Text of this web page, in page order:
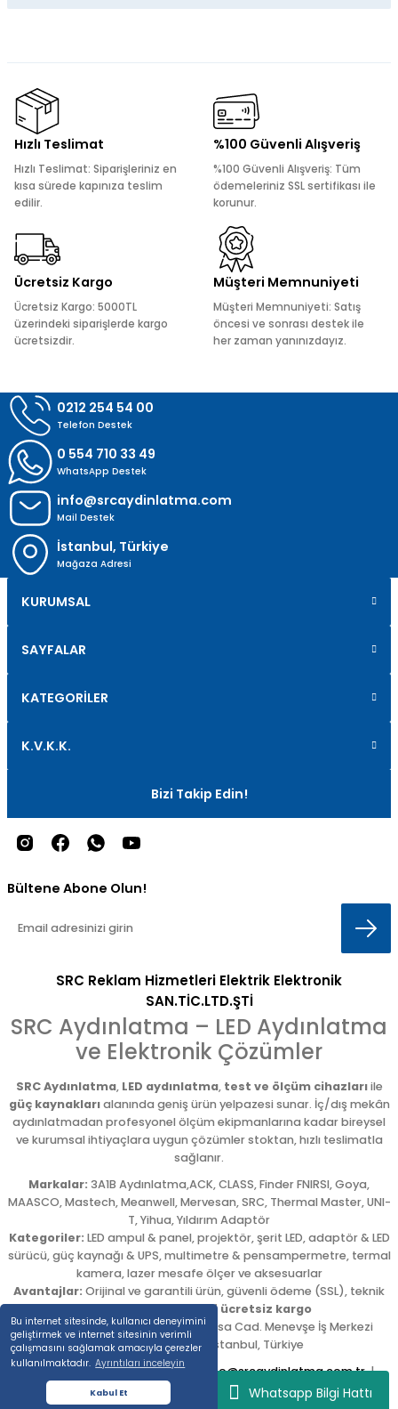
Bu internet sitesinde, kullanıcı deneyimini
geliştirmek ve internet sitesinin verimli
çalışmasını sağlamak amacıyla çerezler
kullanılmaktadır. Ayrıntıları inceleyin
Kabul Et Whatsapp Bilgi Hattı
kullanarak tarafımıza iletebilirsiniz.
Görüş ve önerileriniz için teşekkür ederiz.
Ürün resmi kalitesiz, bozuk veya görüntülenemiyor.
Ürün bilgilerinde hatalar bulunuyor.
Ürün fiyatı diğer sitelerden daha pahalı.
Bu ürüne benzer farklı alternatifler olmalı.
Hızlı Teslimat
Hızlı Teslimat: Siparişleriniz en
kısa sürede kapınıza teslim
edilir.
%100 Güvenli Alışveriş
%100 Güvenli Alışveriş: Tüm
ödemeleriniz SSL sertifikası ile
korunur.
Ücretsiz Kargo
Ücretsiz Kargo: 5000TL
üzerindeki siparişlerde kargo
ücretsizdir.
Müşteri Memnuniyeti
Müşteri Memnuniyeti: Satış
öncesi ve sonrası destek ile
her zaman yanınızdayız.
0212 254 54 00
Telefon Destek
0 554 710 33 49
WhatsApp Destek
info@srcaydinlatma.com
Mail Destek
İstanbul, Türkiye
Mağaza Adresi
KURUMSAL
SAYFALAR
KATEGORİLER
K.V.K.K.
Bizi Takip Edin!
Bültene Abone Olun!
SRC Reklam Hizmetleri Elektrik Elektronik
SAN.TİC.LTD.ŞTİ
SRC Aydınlatma – LED Aydınlatma
ve Elektronik Çözümler
SRC Aydınlatma, LED aydınlatma, test ve ölçüm cihazlarıile
güç kaynaklarıalanında geniş ürün yelpazesi sunar. İç/dış mekân
aydınlatmadan profesyonel ölçüm ekipmanlarına kadar bireysel
ve kurumsal ihtiyaçlara uygun çözümler stoktan, hızlı teslimatla
sağlanır.
Markalar: 3A1B Aydınlatma,ACK, CLASS, Finder FNIRSI, Goya,
MAASCO, Mastech, Meanwell, Mervesan, SRC, Thermal Master, UNI-
T, Yihua, Yıldırım Adaptör
Kategoriler: LED ampul & panel, projektör, şerit LED, adaptör & LED
sürücü, güç kaynağı & UPS, multimetre & pensampermetre, termal
kamera, lazer mesafe ölçer ve aksesuarlar
Avantajlar: Orijinal ve garantili ürün, güvenli ödeme (SSL), teknik
destek,5.000 TL üzeri ücretsiz kargo
Adres: Emekyemez Mah. Okçumusa Cad. Menevşe İş Merkezi
No:22/58,Beyoğlu/ İstanbul, Türkiye
Tel:0212 254 54 00|E-posta: info@srcaydinlatma.com.tr|
www.srcaydinlatma.com